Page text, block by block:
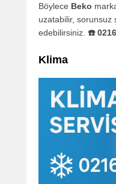
Böylece Beko
uzatabilir, sorunsuz
edebilirsiniz. ☎️
Klima